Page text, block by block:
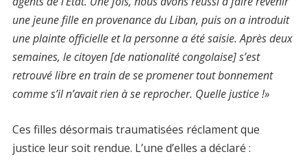
une jeune fille en provenance du Liban, puis on a introduit
une plainte officielle et la personne a été saisie. Après deux
semaines, le citoyen [de nationalité congolaise] s’est
retrouvé libre en train de se promener tout bonnement
comme s’il n’avait rien à se reprocher. Quelle justice !»
Ces filles désormais traumatisées réclament que
justice leur soit rendue. L’une d’elles a déclaré :